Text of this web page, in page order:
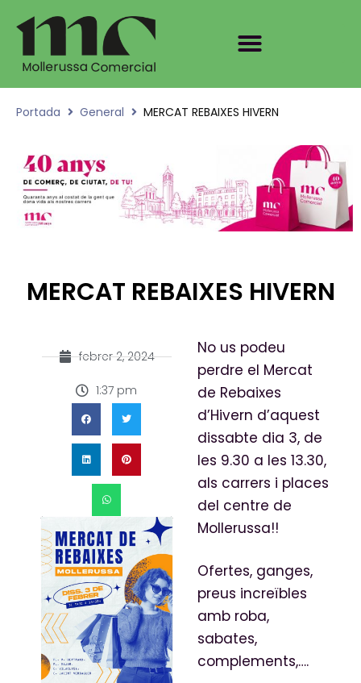
Portada General MERCAT REBAIXES HIVERN
MERCAT REBAIXES HIVERN
febrer 2, 2024
1:37 pm
No us podeu
perdre el Mercat
de Rebaixes
d’Hivern d’aquest
dissabte dia 3, de
les 9.30 a les 13.30,
als carrers i places
del centre de
Mollerussa!!
Ofertes, ganges,
preus increïbles
amb roba,
sabates,
complements,….